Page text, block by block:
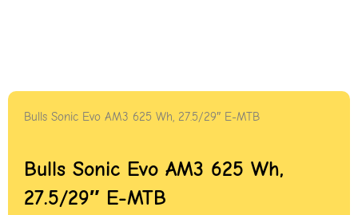
Bulls Sonic Evo AM3 625 Wh, 27.5/29″ E-MTB
Bulls Sonic Evo AM3 625 Wh,
27.5/29″ E-MTB